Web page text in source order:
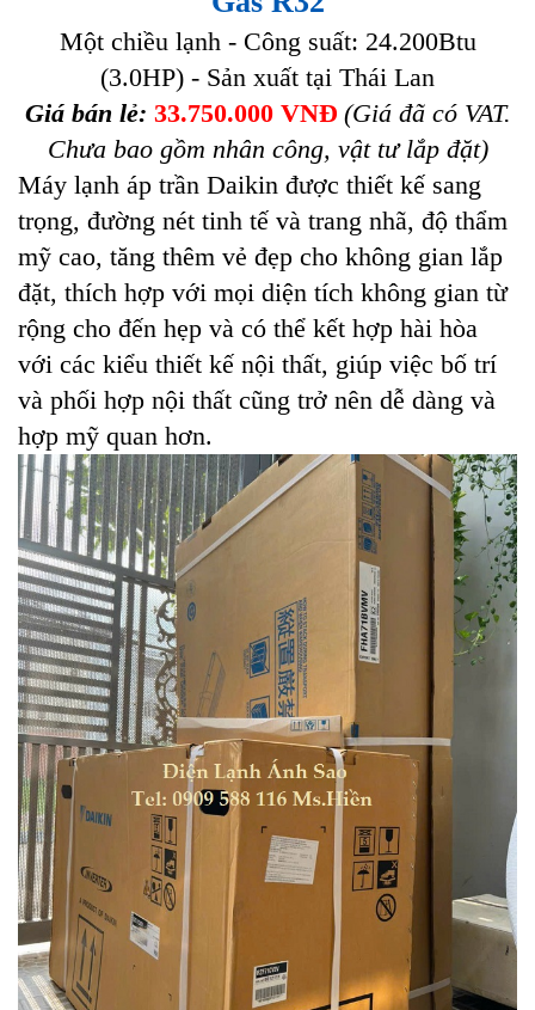
Một chiều lạnh - Công suất: 24.200Btu
(3.0HP) - Sản xuất tại Thái Lan
Giá bán lẻ: 33.750.000 VNĐ (Giá đã có VAT.
Chưa bao gồm nhân công, vật tư lắp đặt)
Máy lạnh áp trần Daikin được thiết kế sang
trọng, đường nét tinh tế và trang nhã, độ thẩm
mỹ cao, tăng thêm vẻ đẹp cho không gian lắp
đặt, thích hợp với mọi diện tích không gian từ
rộng cho đến hẹp và có thể kết hợp hài hòa
với các kiểu thiết kế nội thất, giúp việc bố trí
và phối hợp nội thất cũng trở nên dễ dàng và
hợp mỹ quan hơn.